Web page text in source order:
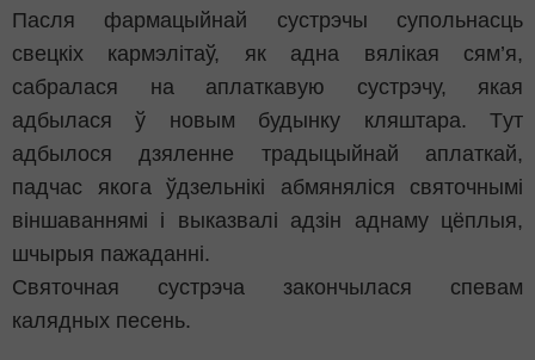
Пасля фармацыйнай сустрэчы супольнасць
свецкіх кармэлітаў, як адна вялікая сям’я,
сабралася на аплаткавую сустрэчу, якая
адбылася ў новым будынку кляштара. Tут
адбылося дзяленне традыцыйнай аплаткай,
падчас якога ўдзельнікі абмяняліся святочнымі
віншаваннямі і выказвалі адзін аднаму цёплыя,
шчырыя пажаданні.
Святочная сустрэча закончылася спевам
калядных песень.